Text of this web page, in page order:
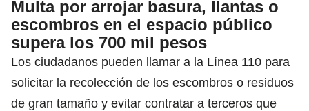
Multa por arrojar basura, llantas o
escombros en el espacio público
supera los 700 mil pesos
Los ciudadanos pueden llamar a la Línea 110 para
solicitar la recolección de los escombros o residuos
de gran tamaño y evitar contratar a terceros que